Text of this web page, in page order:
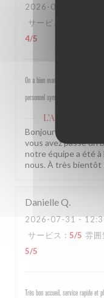
2026-07-30
サービス
4/5
On a bien mangé, bon rapport
personnel sympathique et efficace.
L'Alsace
はこ
Bonjour Isabelle,
vous avez passé un
notre équipe a été
nous. À très bientôt
DanielleQ
2026-07-31-
サービス : 5/5 雰囲
5/5
Très bon accueil, service rapide et